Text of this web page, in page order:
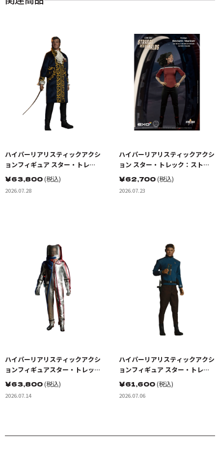
ハイパーリアリスティックアクシ
ョンフィギュア スター・トレッ
ク:宇宙大作戦 ゴトス星の怪人 ト
レレイン
￥63,800(税込)
2026.07.28
ハイパーリアリスティックアクシ
ョン スター・トレック：ストレ
ンジ・ニュー・ワールド ベケッ
トマリナー少尉
￥62,700(税込)
2026.07.23
ハイパーリアリスティックアクシ
ョンフィギュアスター・トレッ
ク:宇宙大作戦 カーク船長 EVスー
ツ（宇宙服）
￥63,800(税込)
2026.07.14
ハイパーリアリスティックアクシ
ョンフィギュア スター・トレッ
ク BEYOND ドクター・レナー
ド・ボーンズ・マッコイ
￥61,600(税込)
2026.07.06